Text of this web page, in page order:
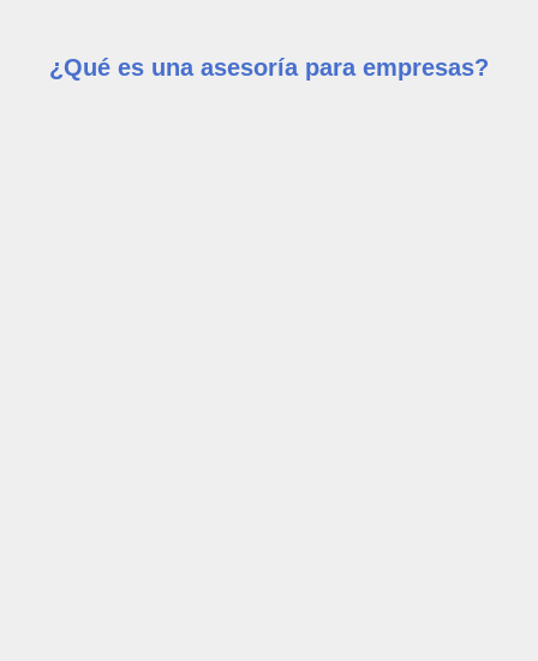
¿Qué es una asesoría para empresas?